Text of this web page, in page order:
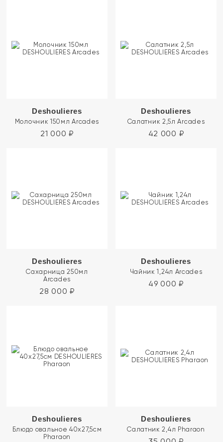
Deshoulieres
Молочник 150мл Arcades
21 000 ₽
Deshoulieres
Салатник 2,5л Arcades
42 000 ₽
Deshoulieres
Сахарница 250мл
Arcades
28 000 ₽
Deshoulieres
Чайник 1,24л Arcades
49 000 ₽
Deshoulieres
Блюдо овальное 40х27,5см
Pharaon
Deshoulieres
Салатник 2,4л Pharaon